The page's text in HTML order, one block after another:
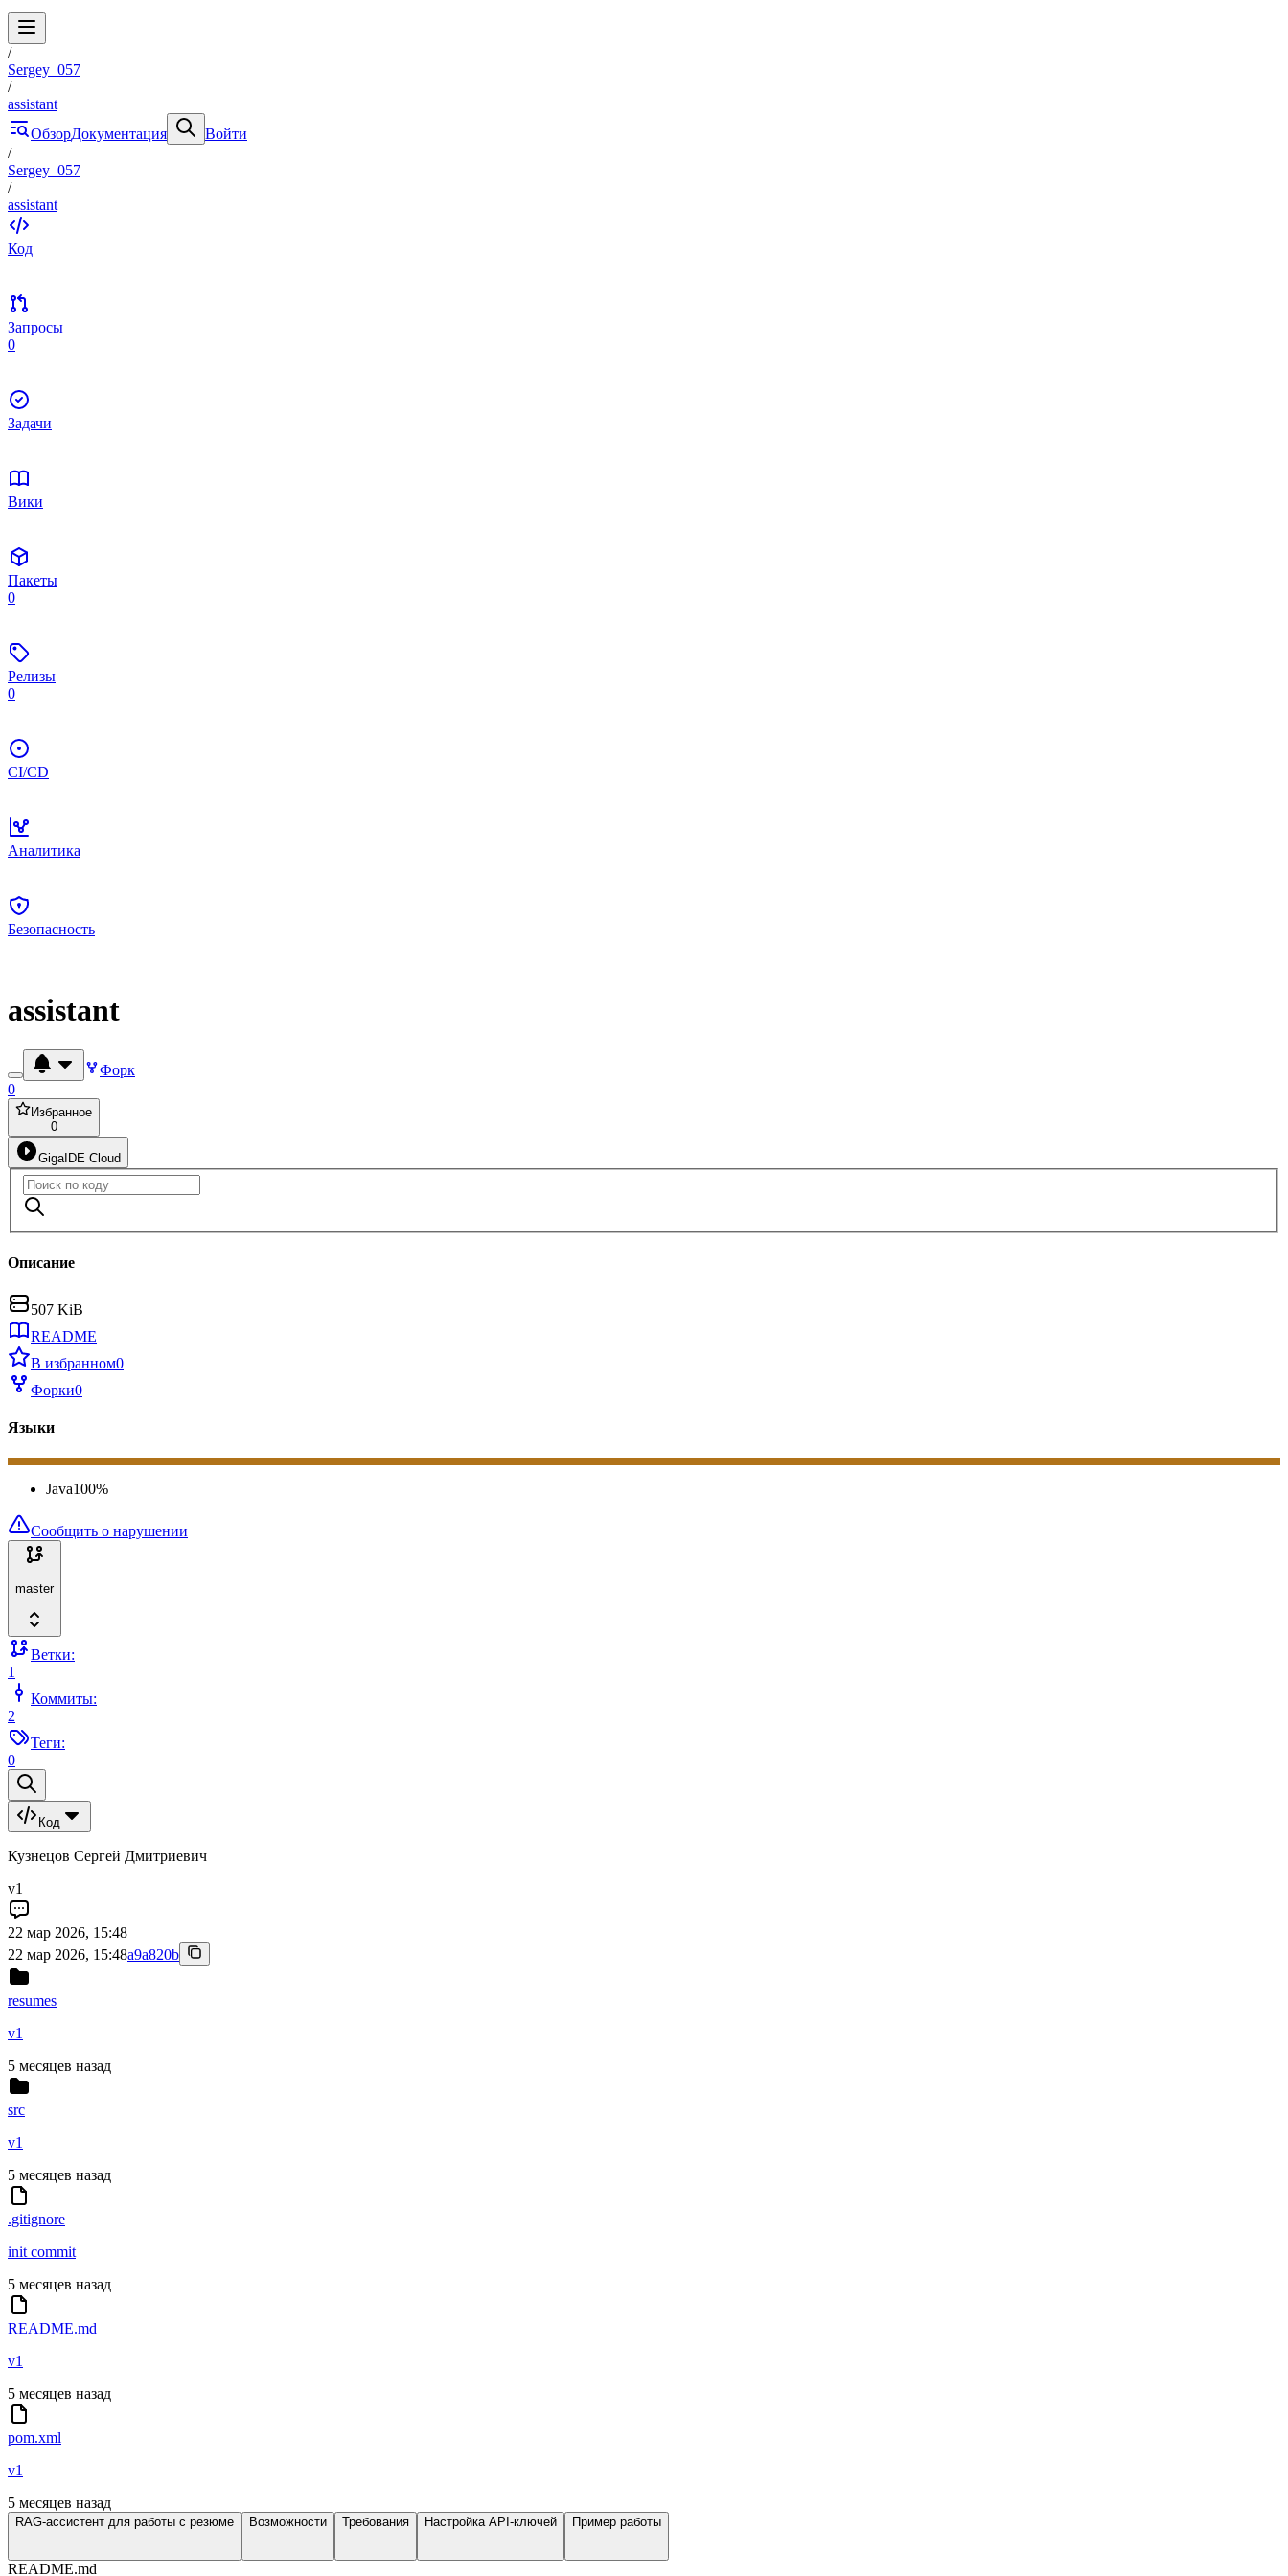
/
Sergey_057
/
assistant
ОбзорДокументация
Войти
/
Sergey_057
/
assistant
Код
Запросы
0
Задачи
Вики
Пакеты
0
Релизы
0
CI/CD
Аналитика
Безопасность
assistant
Форк
0
Избранное
0
GigaIDE Cloud
Описание
507 KiB
README
В избранном0
Форки0
Языки
Java100%
Сообщить о нарушении
master
Ветки:
1
Коммиты:
2
Теги:
0
Код
Кузнецов Сергей Дмитриевич
v1
22 мар 2026, 15:48
22 мар 2026, 15:48a9a820b
resumes
v1
5 месяцев назад
src
v1
5 месяцев назад
.gitignore
init commit
5 месяцев назад
README.md
v1
5 месяцев назад
pom.xml
v1
5 месяцев назад
RAG-ассистент для работы с резюме Возможности Требования Настройка API-ключей Пример работы
README.md